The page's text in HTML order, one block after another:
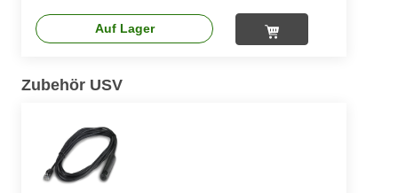
Auf Lager
Zubehör USV